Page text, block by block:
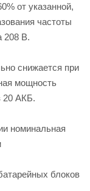
от указанной,
частоты
208 В.
снижается при
мощность
20 АКБ.
номинальная
блоков